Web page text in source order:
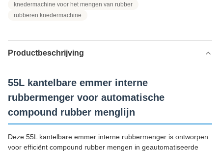
knedermachine voor het mengen van rubber
rubberen knedermachine
Productbeschrijving
55L kantelbare emmer interne
rubbermenger voor automatische
compound rubber menglijn
Deze 55L kantelbare emmer interne rubbermenger is ontworpen
voor efficiënt compound rubber mengen in geautomatiseerde